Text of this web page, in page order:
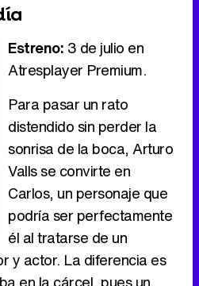
Estreno: 3 de julio en
Atresplayer Premium.
Para pasar un rato
distendido sin perder la
sonrisa de la boca, Arturo
Valls se convirte en
Carlos, un personaje que
podría ser perfectamente
él al tratarse de un
y actor. La diferencia es